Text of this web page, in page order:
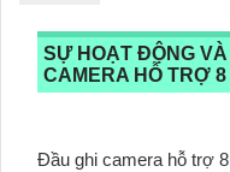
SỰ HOẠT ĐỘNG
CAMERA HỖ TRỢ
Đầu ghi camera hỗ trợ